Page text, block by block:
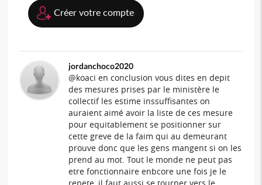
Créer votre compte
jordanchoco2020
@koaci en conclusion vous dites en depit
des mesures prises par le ministère le
collectif les estime inssuffisantes on
auraient aimé avoir la liste de ces mesure
pour equitablement se positionner sur
cette greve de la faim qui au demeurant
prouve donc que les gens mangent si on les
prend au mot. Tout le monde ne peut pas
etre fonctionnaire enbcore une fois je le